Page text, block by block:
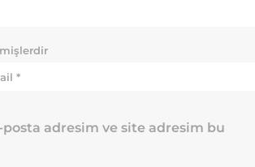
posta adresim ve site adresim bu